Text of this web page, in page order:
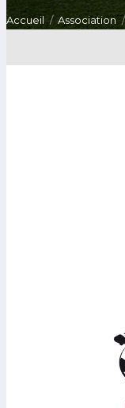
Accueil Association